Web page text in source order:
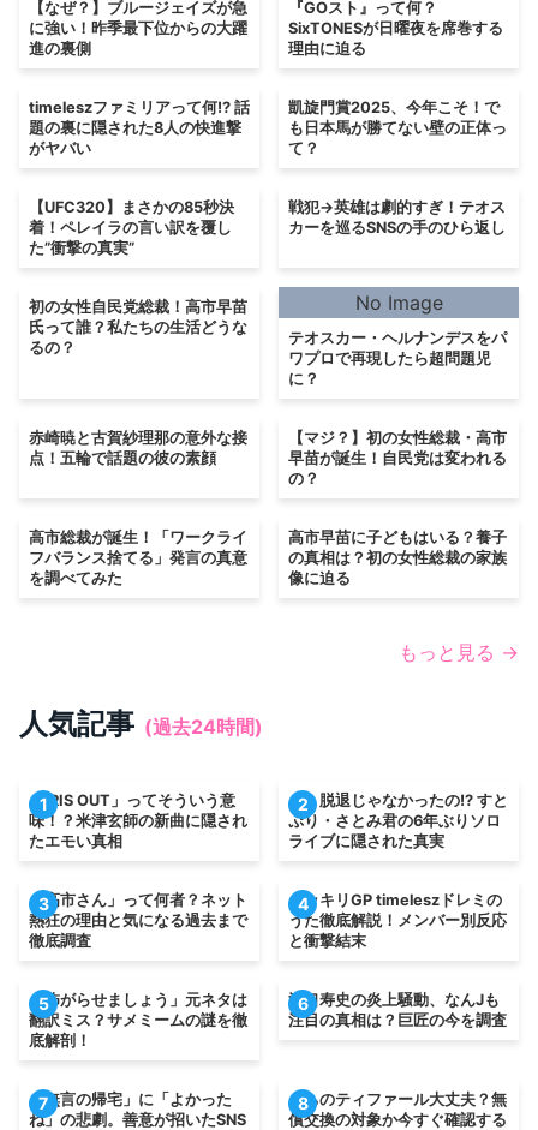
【なぜ？】ブルージェイズが急
に強い！昨季最下位からの大躍
進の裏側
『GOスト』って何？
SixTONESが日曜夜を席巻する
理由に迫る
timeleszファミリアって何!? 話
題の裏に隠された8人の快進撃
がヤバい
凱旋門賞2025、今年こそ！で
も日本馬が勝てない壁の正体っ
て？
【UFC320】まさかの85秒決
着！ペレイラの言い訳を覆し
た”衝撃の真実”
戦犯→英雄は劇的すぎ！テオス
カーを巡るSNSの手のひら返し
初の女性自民党総裁！高市早苗
氏って誰？私たちの生活どうな
るの？
No Image
テオスカー・ヘルナンデスをパ
ワプロで再現したら超問題児
に？
赤崎暁と古賀紗理那の意外な接
点！五輪で話題の彼の素顔
【マジ？】初の女性総裁・高市
早苗が誕生！自民党は変われる
の？
高市総裁が誕生！「ワークライ
フバランス捨てる」発言の真意
を調べてみた
高市早苗に子どもはいる？養子
の真相は？初の女性総裁の家族
像に迫る
もっと見る →
人気記事 (過去24時間)
1
「IRIS OUT」ってそういう意
味！？米津玄師の新曲に隠され
たエモい真相
2
え、脱退じゃなかったの!? すと
ぷり・さとみ君の6年ぶりソロ
ライブに隠された真実
3
「高市さん」って何者？ネット
熱狂の理由と気になる過去まで
徹底調査
4
ドッキリGP timeleszドレミの
うた徹底解説！メンバー別反応
と衝撃結末
5
「怖がらせましょう」元ネタは
翻訳ミス？サメミームの謎を徹
底解剖！
6
江口寿史の炎上騒動、なんJも
注目の真相は？巨匠の今を調査
7
「無言の帰宅」に「よかった
ね」の悲劇。善意が招いたSNS
8
うちのティファール大丈夫？無
償交換の対象か今すぐ確認する